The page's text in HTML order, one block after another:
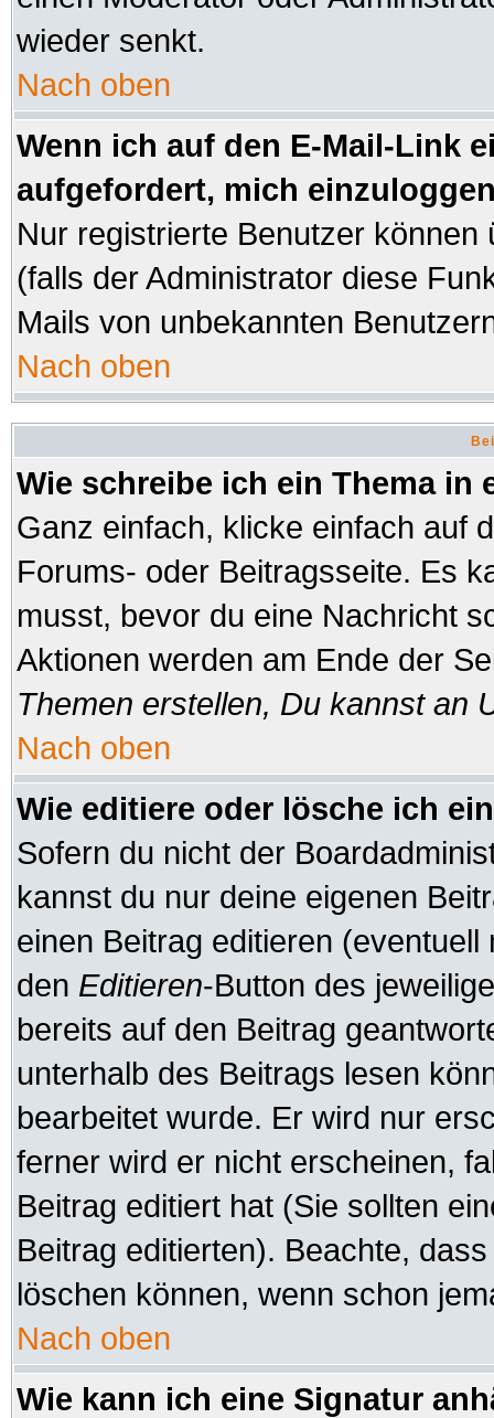
wieder senkt.
Nach oben
Wenn ich auf den E-Mail-Link
aufgefordert, mich
Nur registrierte Benutzer
(falls der Administrator diese
Mails von unbekannten
Nach oben
Wie schreibe ich ein Thema in
Ganz einfach, klicke einfach auf
Forums- oder Beitragsseite. Es
musst, bevor du eine Nachricht
Aktionen werden am Ende der
Themen erstellen, Du kannst an
Nach oben
Wie editiere oder lösche ich
Sofern du nicht der
kannst du nur deine eigenen
einen Beitrag editieren
den Editieren-Button des
bereits auf den Beitrag
unterhalb des Beitrags lesen
bearbeitet wurde. Er wird nur
ferner wird er nicht erscheinen,
Beitrag editiert hat (Sie sollten
Beitrag editierten). Beachte,
löschen können, wenn schon
Nach oben
Wie kann ich eine Signatur